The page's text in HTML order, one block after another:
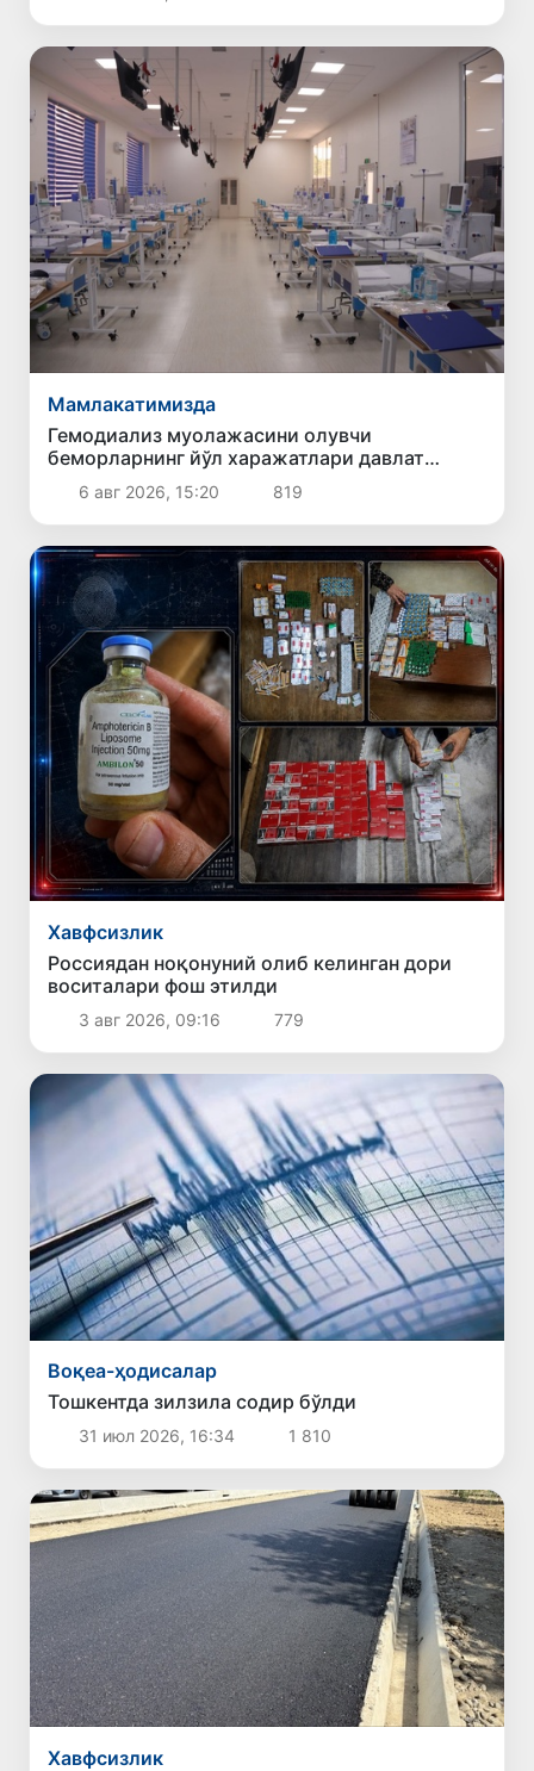
Мамлакатимизда
Гемодиализ муолажасини олувчи
беморларнинг йўл харажатлари давлат
бюджети ҳисобидан қоплаб берилиши
мумкин
6 авг 2026, 15:20 819
Хавфсизлик
Россиядан ноқонуний олиб келинган дори
воситалари фош этилди
3 авг 2026, 09:16 779
Воқеа-ҳодисалар
Тошкентда зилзила содир бўлди
31 июл 2026, 16:34 1 810
Хавфсизлик